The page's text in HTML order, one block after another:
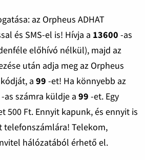
az Orpheus ADHAT
és SMS-el is! Hívja a 13600 -as
előhívó nélkül), majd az
után adja meg az Orpheus
a 99 -et! Ha könnyebb az
-as számra küldje a 99 -et. Egy
500 Ft. Ennyit kapunk, és ennyit is
telefonszámlára! Telekom,
hálózatából érhető el.